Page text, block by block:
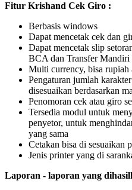
Fitur Krishand Cek Giro :
Berbasis windows
Dapat mencetak cek dan
Dapat mencetak slip
BCA dan Transfer Mandiri
Multi currency, bisa rupiah
Pengaturan jumlah
disesuaikan berdasarkan
Penomoran cek atau giro
Tersedia modul untuk
penyetor, untuk
yang sama
Cetakan bisa di sesuaikan
Jenis printer yang di
Laporan - laporan yang